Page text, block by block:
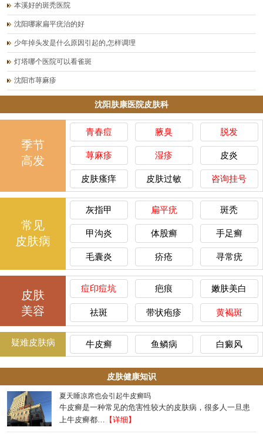
本溪好的斑秃医院
沈阳哪家扁平疣治的好
少年掉头发是什么原因引起的,怎样调理
灯塔哪个医院可以看雀斑
沈阳市荨麻疹
沈阳肤康医院皮肤科
季节
高发
青春痘 腋臭 脱发
荨麻疹 湿疹 皮炎
皮肤瘙痒 皮肤过敏 咨询挂号
常见
皮肤病
灰指甲 扁平疣 斑秃
甲沟炎 体股癣 手足癣
毛囊炎 疥疮 寻常疣
皮肤
美容
痘印痘坑 疤痕 嫩肤美白
祛斑 带状疱疹 黄褐斑
疑难皮肤病 牛皮癣 鱼鳞病 白癜风
皮肤健康知识
夏天睡凉席也会引起牛皮癣吗
牛皮癣是一种常见的危害性较大的皮肤病，很多人一旦患
上牛皮癣都… 【详细】